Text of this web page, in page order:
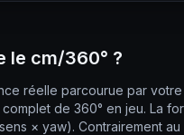
le cm/360° ?
réelle parcourue par
de 360° en jeu. La
× yaw). Contrairement au